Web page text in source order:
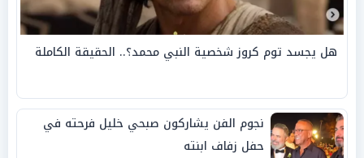
هل يجسد توم كروز شخصية النبي محمد؟.. الحقيقة الكاملة
نجوم الفن يشاركون صبحي خليل فرحته في
حفل زفاف ابنته